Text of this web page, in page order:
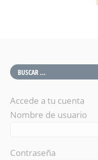
Accede a tu cuenta
Nombre de usuario
Contraseña